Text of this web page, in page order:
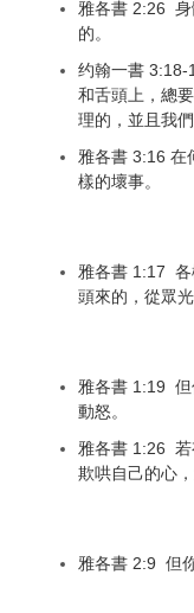
雅各書 2:26 身
的。
约翰一書 3:18-
和舌頭上，總
理的，並且我
雅各書 3:16 在
樣的壞事。
雅各書 1:17 各
頭來的，從眾
雅各書 1:19 但
動怒。
雅各書 1:26 若
欺哄自己的心
雅各書 2:9 但